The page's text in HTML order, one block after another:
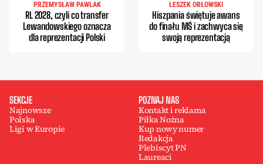
PRZEMYSŁAW PAWLAK
RL 2028, czyli co transfer
Lewandowskiego oznacza
dla reprezentacji Polski
LESZEK ORŁOWSKI
Hiszpania świętuje awans
do finału MŚ i zachwyca się
swoją reprezentacją
SEKCJE
Najnowsze
Polska
Ligi w Europie
POZNAJ NAS
Kontakt i reklama
Piłka Nożna
Kup nowy numer
Redakcja
Plebiscyt PN
Laureaci